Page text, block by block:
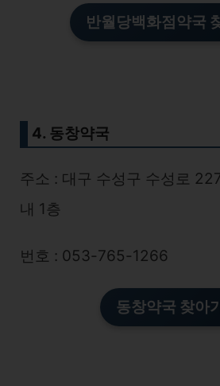
반월당백화점약국
4. 동창약국
주소 : 대구 수성구 수성로
내 1층
번호 : 053-765-1266
동창약국 찾아